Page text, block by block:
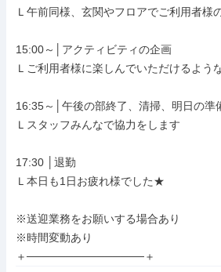
Ｌ午前同様、玄関やフロアでご利用者様
15:00～│アクティビティの企画
Ｌご利用者様に楽しんでいただけるよう
16:35～│午後の部終了、清掃、明⽇の準
Ｌスタッフみんなで協力をします
17:30 │退勤
Ｌ本日も1日お疲れ様でした★
※送迎業務をお願いする場合あり
※時間変動あり
＋───────────────＋